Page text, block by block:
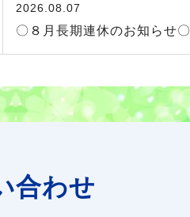
2026.08.07
〇８月長期連休のお知らせ〇
合わせ